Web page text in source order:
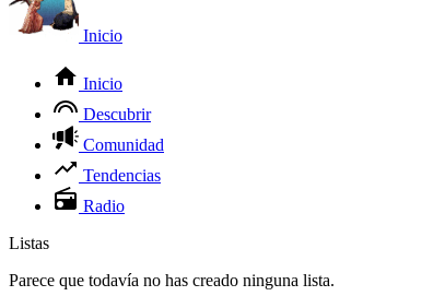
Inicio
Inicio
Descubrir
Comunidad
Tendencias
Radio
Listas
Parece que todavía no has creado ninguna lista.